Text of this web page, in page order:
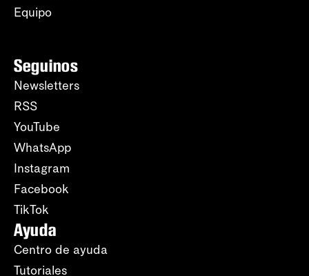
Equipo
Seguinos
Newsletters
RSS
YouTube
WhatsApp
Instagram
Facebook
TikTok
Ayuda
Centro de ayuda
Tutoriales